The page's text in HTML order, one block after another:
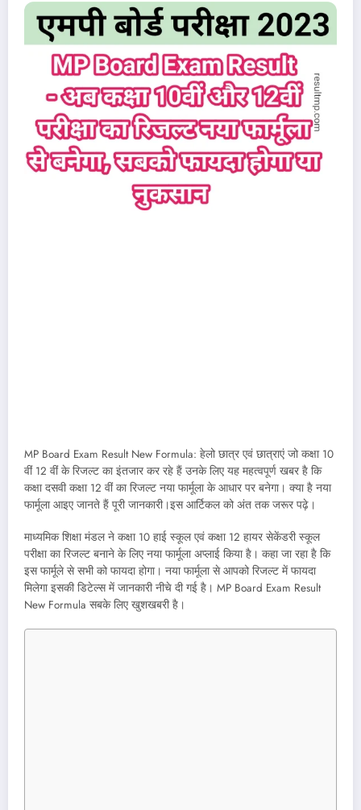
MP Board Exam Result New Formula: हेलो छात्र एवं छात्राएं जो कक्षा 10
वीं 12 वीं के रिजल्ट का इंतजार कर रहे हैं उनके लिए यह महत्वपूर्ण खबर है कि
कक्षा दसवी कक्षा 12 वीं का रिजल्ट नया फार्मूला के आधार पर बनेगा। क्या है नया
फार्मूला आइए जानते हैं पूरी जानकारी।इस आर्टिकल को अंत तक जरूर पढ़े।
माध्यमिक शिक्षा मंडल ने कक्षा 10 हाई स्कूल एवं कक्षा 12 हायर सेकेंडरी स्कूल
परीक्षा का रिजल्ट बनाने के लिए नया फार्मूला अप्लाई किया है। कहा जा रहा है कि
इस फार्मूले से सभी को फायदा होगा। नया फार्मूला से आपको रिजल्ट में फायदा
मिलेगा इसकी डिटेल्स में जानकारी नीचे दी गई है। MP Board Exam Result
New Formula सबके लिए खुशखबरी है।